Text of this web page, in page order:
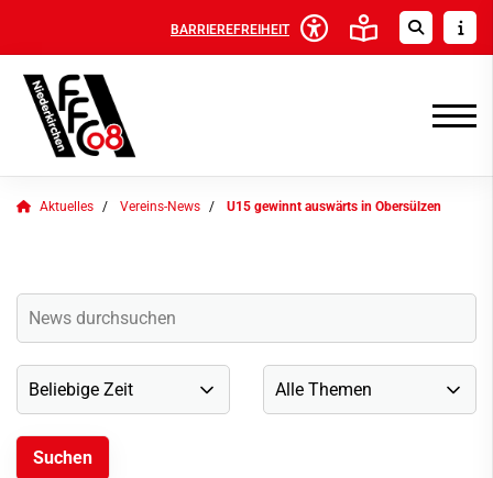
BARRIEREFREIHEIT
Aktuelles Vereins-News U15 gewinnt auswärts in Obersülzen